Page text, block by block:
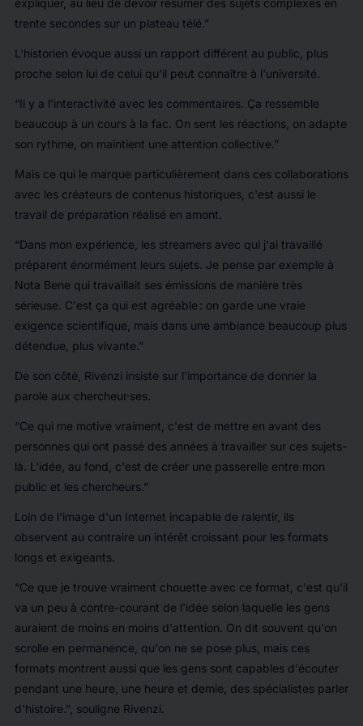
trente secondes sur un plateau télé.
L'historien évoque aussi un rapport différent au public, plus
proche selon lui de celui qu'il peut connaître à l'université.
Il y a l'interactivité avec les commentaires. Ça ressemble
beaucoup à un cours à la fac. On sent les réactions, on adapte
son rythme, on maintient une attention collective.
Mais ce qui le marque particulièrement dans ces collaborations
avec les créateurs de contenus historiques, c'est aussi le
travail de préparation réalisé en amont.
Dans mon expérience, les streamers avec qui j'ai travaillé
préparent énormément leurs sujets. Je pense par exemple à
Nota Bene qui travaillait ses émissions de manière très
sérieuse. C'est ça qui est agréable : on garde une vraie
exigence scientifique, mais dans une ambiance beaucoup plus
détendue, plus vivante.
De son côté, Rivenzi insiste sur l'importance de donner la
parole aux chercheur·ses.
Ce qui me motive vraiment, c'est de mettre en avant des
personnes qui ont passé des années à travailler sur ces sujets-
là. L'idée, au fond, c'est de créer une passerelle entre mon
public et les chercheurs.
Loin de l'image d'un Internet incapable de ralentir, ils
observent au contraire un intérêt croissant pour les formats
longs et exigeants.
Ce que je trouve vraiment chouette avec ce format, c'est qu'il
va un peu à contre-courant de l'idée selon laquelle les gens
auraient de moins en moins d'attention. On dit souvent qu'on
scrolle en permanence, qu'on ne se pose plus, mais ces
formats montrent aussi que les gens sont capables d'écouter
pendant une heure, une heure et demie, des spécialistes parler
d'histoire. , souligne Rivenzi.